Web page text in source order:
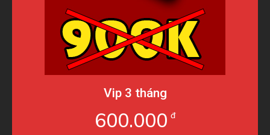
Vip 3 tháng
600.000 đ